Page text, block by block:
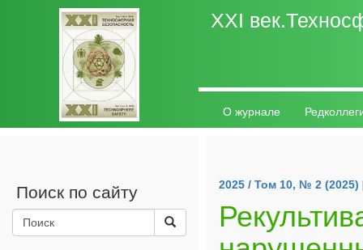
ХХI
О журнале
Поиск по сайту 2025 / Том 10, № 2 (2025)